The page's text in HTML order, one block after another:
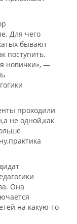
Для чего
бывают
поступить.
новички», —
проходили
,а не одной,как
,практика
Она
на какую-то